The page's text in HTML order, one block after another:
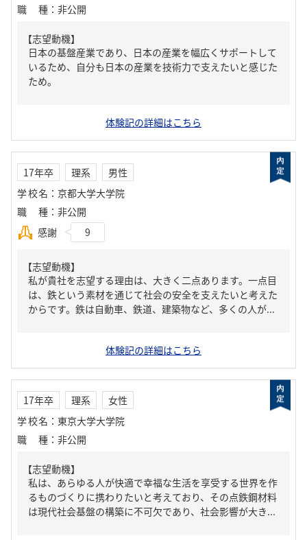
職種 ： 非公開
【志望動機】
日本の基盤産業であり、日本の産業を幅広くサポートして
いるため、自分も日本の産業を技術力で支えたいと感じた
ため。
体験記の詳細はこちら
17年卒 理系
男性
学校名 ： 京都大学大学院
職種 ： 非公開
感謝
9
【志望動機】
私が貴社を志望する理由は、大きく二点あります。一点目
は、鉄という素材を通じて社会の安全を支えたいと考えた
からです。鉄は自動車、鉄道、建築物など、多くの人が...
体験記の詳細はこちら
17年卒 理系
女性
学校名 ： 東京大学大学院
職種 ： 非公開
【志望動機】
私は、あらゆる人が快適で幸福な生活を享受する世界を作
るものづくりに携わりたいと考えており、その点鉄鋼材料
は現代社会基盤の構築に不可欠であり、社会影響が大き...